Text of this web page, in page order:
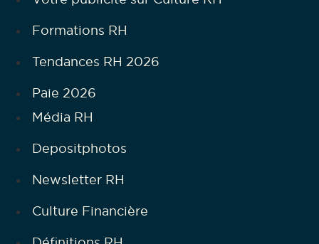
Formations RH
Tendances RH 2026
Paie 2026
Média RH
Depositphotos
Newsletter RH
Culture Financière